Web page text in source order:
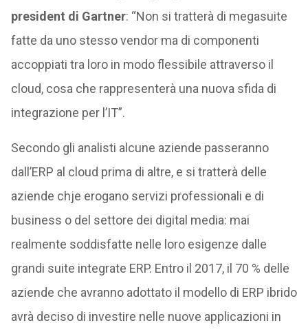
president di Gartner: “Non si tratterà di megasuite
fatte da uno stesso vendor ma di componenti
accoppiati tra loro in modo flessibile attraverso il
cloud, cosa che rappresenterà una nuova sfida di
integrazione per l’IT”.
Secondo gli analisti alcune aziende passeranno
dall’ERP al cloud prima di altre, e si tratterà delle
aziende chje erogano servizi professionali e di
business o del settore dei digital media: mai
realmente soddisfatte nelle loro esigenze dalle
grandi suite integrate ERP. Entro il 2017, il 70 % delle
aziende che avranno adottato il modello di ERP ibrido
avrà deciso di investire nelle nuove applicazioni in